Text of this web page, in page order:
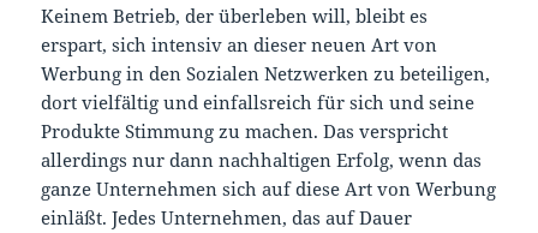
Keinem Betrieb, der überleben will, bleibt es
erspart, sich intensiv an dieser neuen Art von
Werbung in den Sozialen Netzwerken zu beteiligen,
dort vielfältig und einfallsreich für sich und seine
Produkte Stimmung zu machen. Das verspricht
allerdings nur dann nachhaltigen Erfolg, wenn das
ganze Unternehmen sich auf diese Art von Werbung
einläßt. Jedes Unternehmen, das auf Dauer